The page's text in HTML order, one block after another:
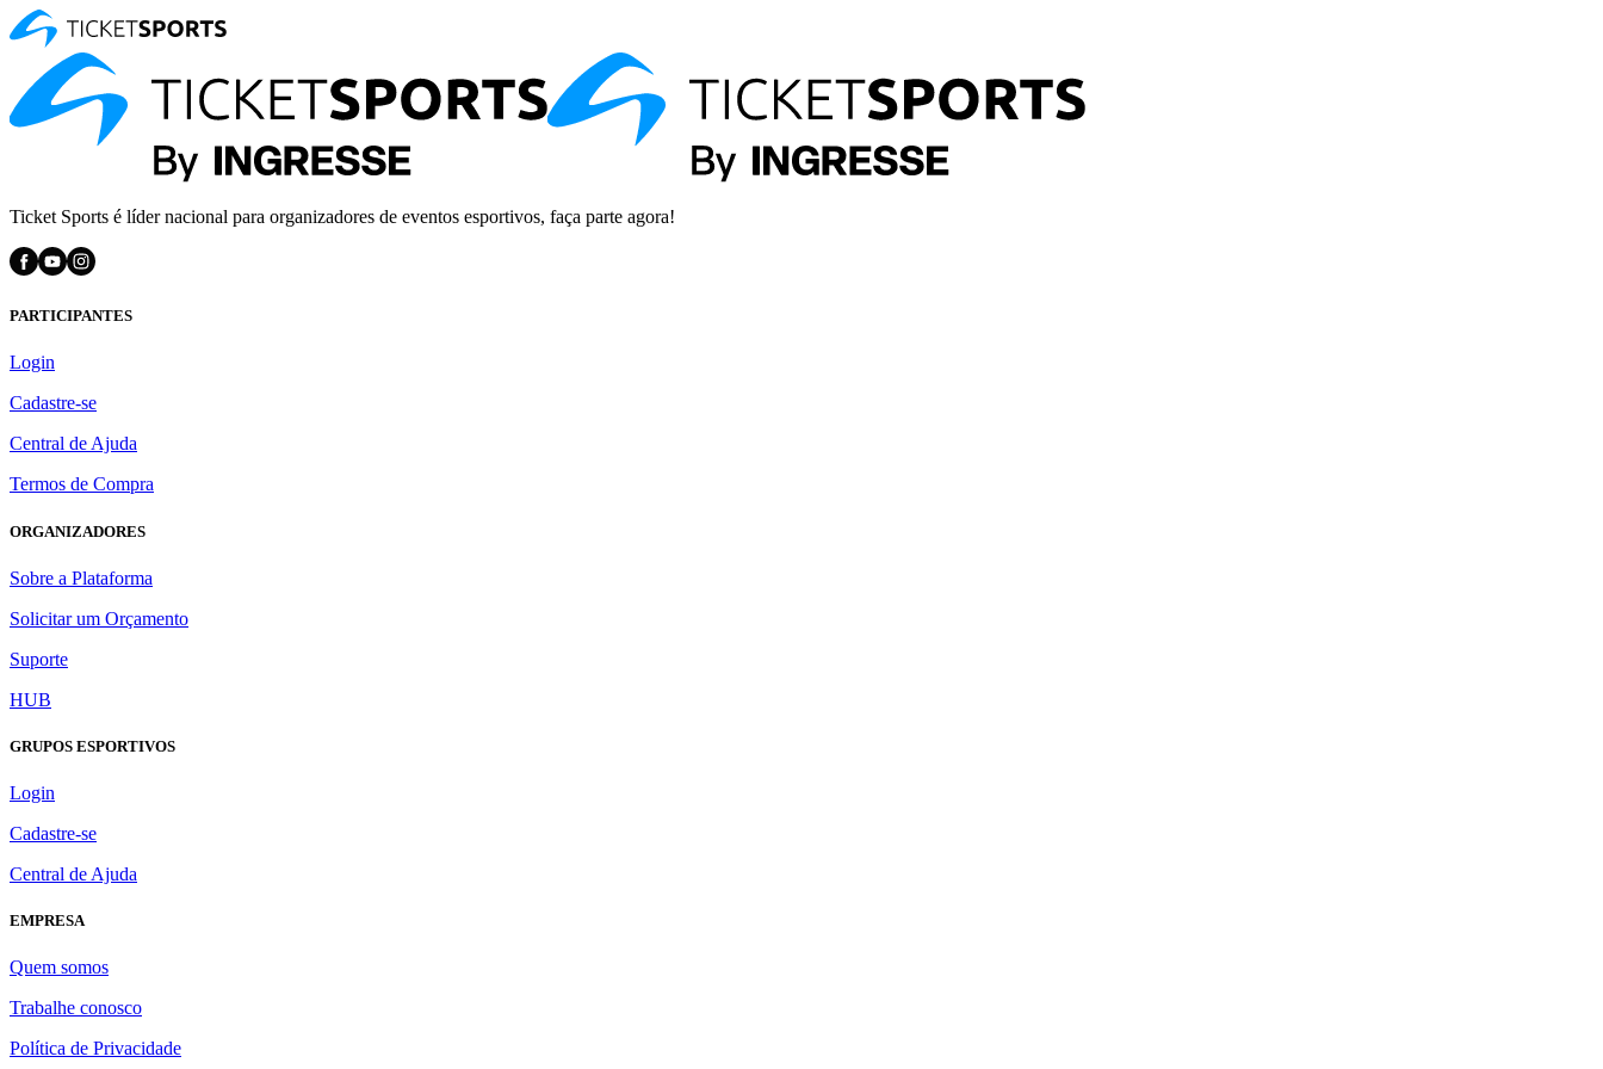
Ticket Sports é líder nacional para organizadores de eventos esportivos, faça parte agora!
PARTICIPANTES
Login
Cadastre-se
Central de Ajuda
Termos de Compra
ORGANIZADORES
Sobre a Plataforma
Solicitar um Orçamento
Suporte
HUB
GRUPOS ESPORTIVOS
Login
Cadastre-se
Central de Ajuda
EMPRESA
Quem somos
Trabalhe conosco
Política de Privacidade